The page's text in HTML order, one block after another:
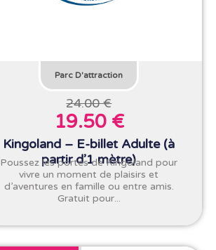
Parc D'attraction
24.00 €
19.50 €
Kingoland – E-billet Adulte (à
partir d’1 mètre)
Poussez les portes de Kingoland pour
vivre un moment de plaisirs et
d’aventures en famille ou entre amis.
Gratuit pour...